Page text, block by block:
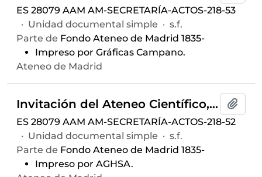
ES 28079 AAM AM-SECRETARÍA-ACTOS-218-53
· Unidad documental simple · s.f.
Parte de Fondo Ateneo de Madrid 1835-
Impreso por Gráficas Campano.
Ateneo de Madrid
Invitación del Ateneo Científico, Artístico y Literario del coloquio "El ocio en la vida madrileña" ofrecido por Antonio Díaz-Cañabate, Miguel Fisac, Luis González Seara, Alfonso Paso y Mariano F. Zumel, celebrado el 23 de febrero de 1965 en el Salón de Actos
ES 28079 AAM AM-SECRETARÍA-ACTOS-218-52
· Unidad documental simple · s.f.
Parte de Fondo Ateneo de Madrid 1835-
Impreso por AGHSA.